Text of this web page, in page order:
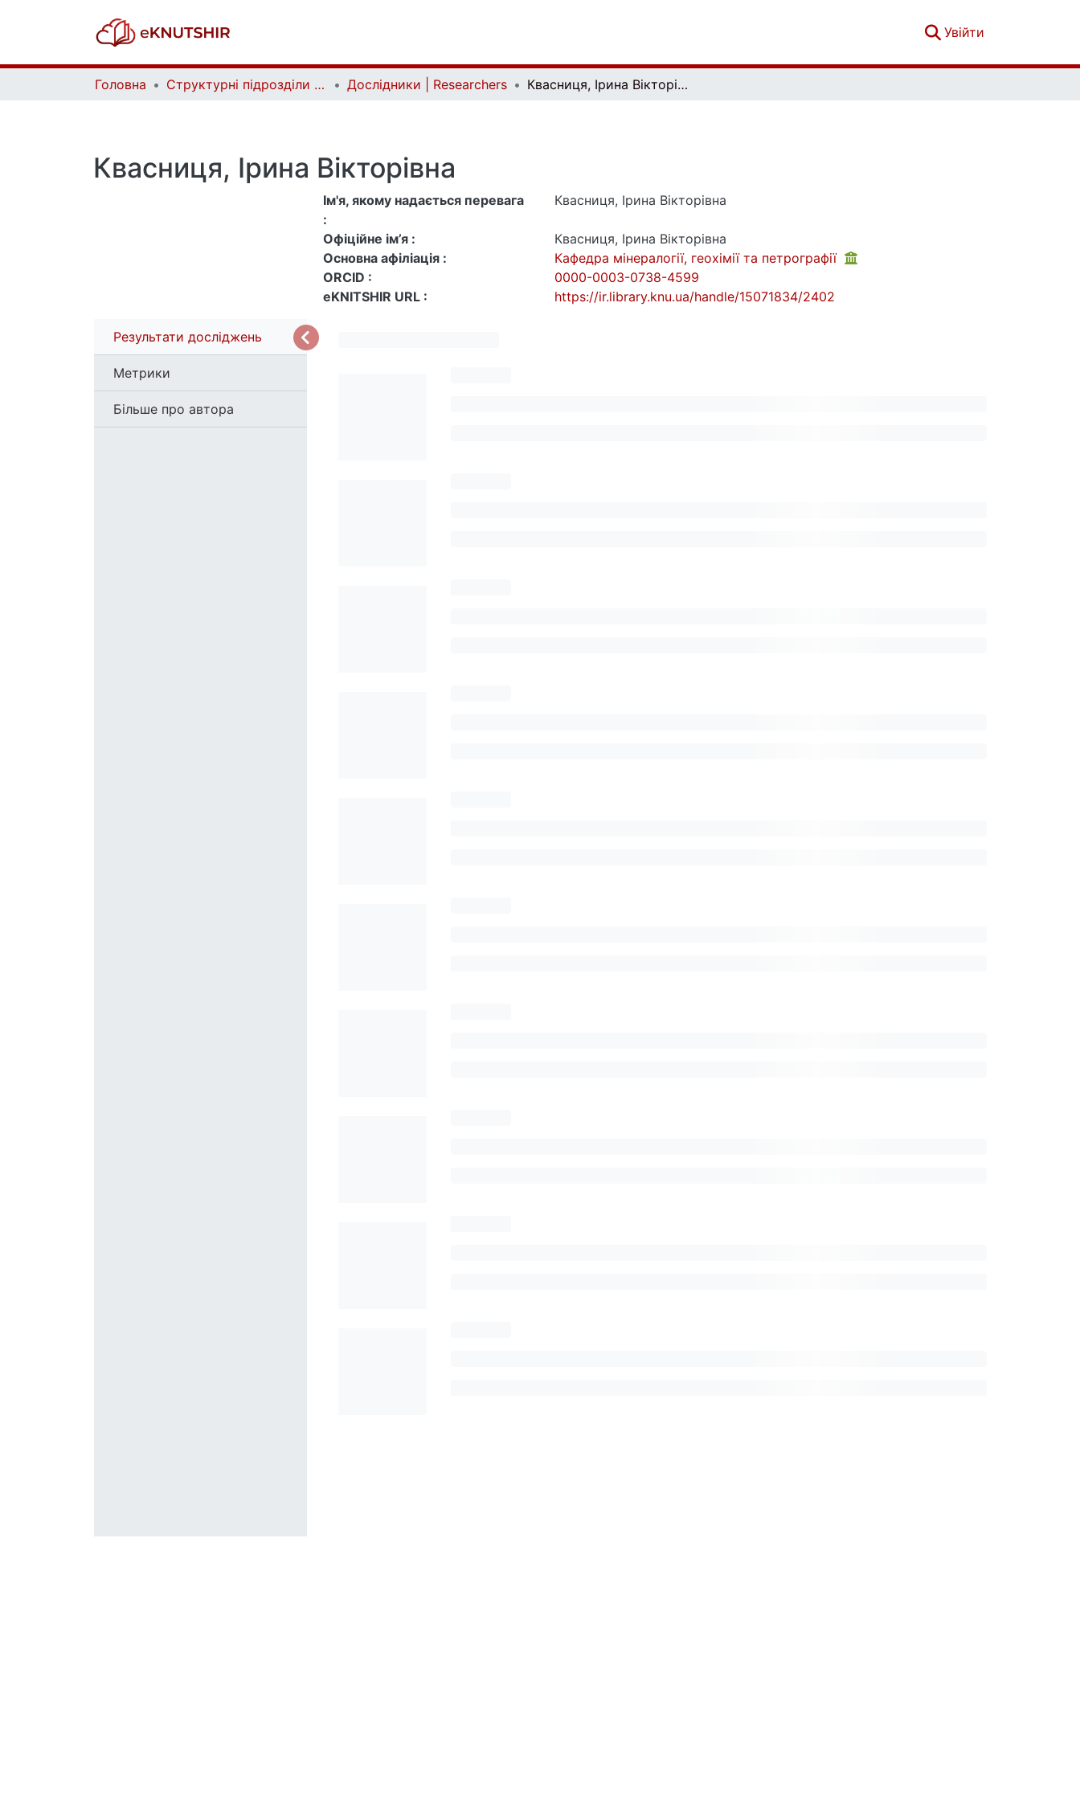
Увійти
Головна Структурні підрозділи Київського національного університету імені Тараса Шевченка та Організації | Faculties, Institutes and Departments of Taras Shevchenko National University of Kyiv and Organizations Дослідники | Researchers Квасниця, Ірина Вікторівна
Квасниця, Ірина Вікторівна
Ім'я, якому надається перевага
:
Квасниця, Ірина Вікторівна
Офіційне ім’я :
Квасниця, Ірина Вікторівна
Основна афіліація :
Кафедра мінералогії, геохімії та петрографії
ORCID :
0000-0003-0738-4599
eKNITSHIR URL :
https://ir.library.knu.ua/handle/15071834/2402
Результати досліджень
Метрики
Більше про автора